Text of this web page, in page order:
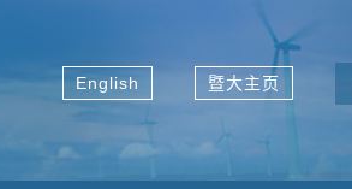
暨大主页
English